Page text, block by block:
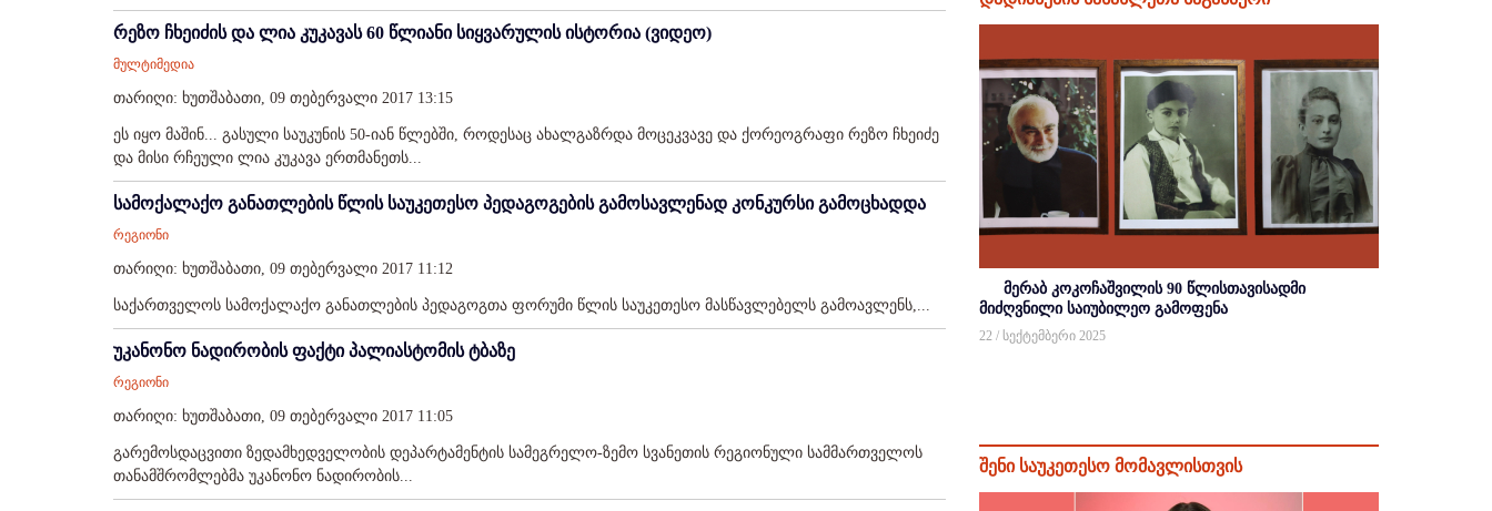
რეზო ჩხეიძის და ლია კუკავას 60 წლიანი სიყვარულის ისტორია (ვიდეო)
მულტიმედია
თარიღი: ხუთშაბათი, 09 თებერვალი 2017 13:15
ეს იყო მაშინ... გასული საუკუნის 50-იან წლებში, როდესაც ახალგაზრდა მოცეკვავე და ქორეოგრაფი რეზო ჩხეიძე
და მისი რჩეული ლია კუკავა ერთმანეთს...
სამოქალაქო განათლების წლის საუკეთესო პედაგოგების გამოსავლენად კონკურსი გამოცხადდა
რეგიონი
თარიღი: ხუთშაბათი, 09 თებერვალი 2017 11:12
საქართველოს სამოქალაქო განათლების პედაგოგთა ფორუმი წლის საუკეთესო მასწავლებელს გამოავლენს,...
უკანონო ნადირობის ფაქტი პალიასტომის ტბაზე
რეგიონი
თარიღი: ხუთშაბათი, 09 თებერვალი 2017 11:05
გარემოსდაცვითი ზედამხედველობის დეპარტამენტის სამეგრელო-ზემო სვანეთის რეგიონული სამმართველოს
თანამშრომლებმა უკანონო ნადირობის...
მერაბ კოკოჩაშვილის 90 წლისთავისადმი
მიძღვნილი საიუბილეო გამოფენა
22 / სექტემბერი 2025
შენი საუკეთესო მომავლისთვის